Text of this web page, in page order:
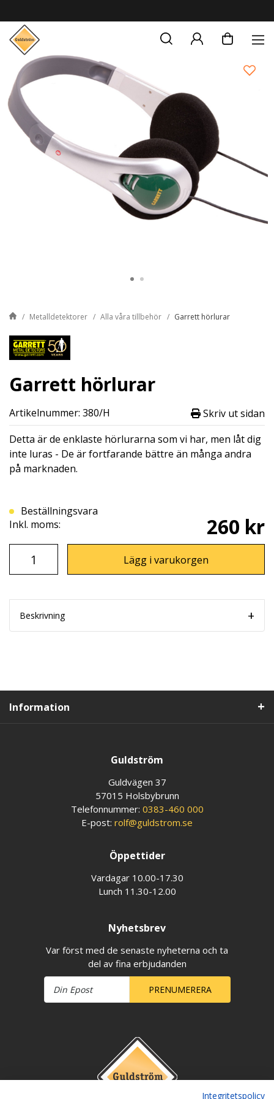
Metalldetektorer Alla våra tillbehör Garrett hörlurar
Garrett hörlurar
Artikelnummer: 380/H
Skriv ut sidan
Detta är de enklaste hörlurarna som vi har, men låt dig
inte luras - De är fortfarande bättre än många andra
på marknaden.
Beställningsvara
Inkl. moms:
260 kr
Lägg i varukorgen
Beskrivning
Information
Guldström
Guldvägen 37
57015 Holsbybrunn
Telefonnummer: 0383-460 000
E-post: rolf@guldstrom.se
Öppettider
Vardagar 10.00-17.30
Lunch 11.30-12.00
Nyhetsbrev
Var först med de senaste nyheterna och ta
del av fina erbjudanden
PRENUMERERA
Integritetspolicy